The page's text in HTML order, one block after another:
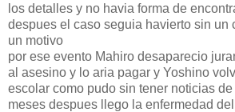
los detalles y no havia forma de
despues el caso seguia havierto sin un
un motivo
por ese evento Mahiro desaparecio
al asesino y lo aria pagar y Yoshino
escolar como pudo sin tener noticias
meses despues llego la enfermedad